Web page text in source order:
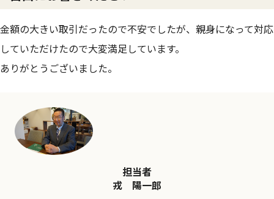
金額の大きい取引だったので不安でしたが、親身になって対応
していただけたので大変満足しています。
ありがとうございました。
担当者
戎 陽一郎